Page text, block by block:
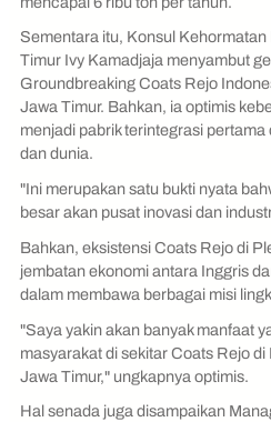
Sementara itu, Konsul
Timur Ivy Kamadjaja menyambut
Groundbreaking Coats Rejo
Jawa Timur. Bahkan, ia optimis
menjadi pabrik terintegrasi
dan dunia.
"Ini merupakan satu bukti nyata
besar akan pusat inovasi dan
Bahkan, eksistensi Coats Rejo di
jembatan ekonomi antara Inggris
dalam membawa berbagai misi
"Saya yakin akan banyak manfaat
masyarakat di sekitar Coats Rejo
Jawa Timur," ungkapnya optimis.
Hal senada juga disampaikan